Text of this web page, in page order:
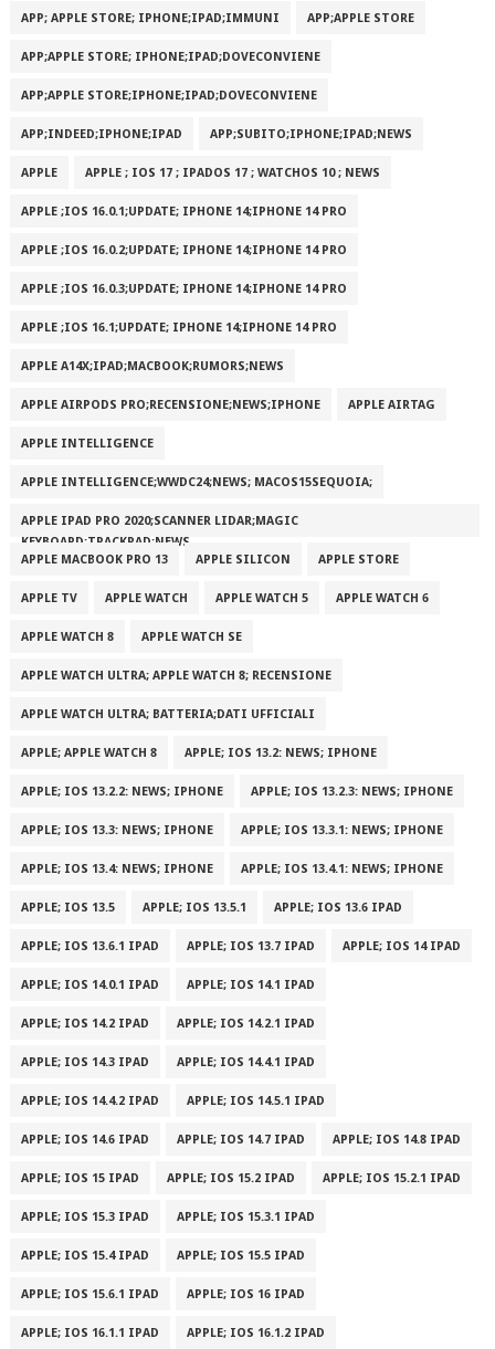
APP; APPLE STORE; IPHONE;IPAD;IMMUNI APP;APPLE STORE
APP;APPLE STORE; IPHONE;IPAD;DOVECONVIENE
APP;APPLE STORE;IPHONE;IPAD;DOVECONVIENE
APP;INDEED;IPHONE;IPAD APP;SUBITO;IPHONE;IPAD;NEWS
APPLE APPLE ; IOS 17 ; IPADOS 17 ; WATCHOS 10 ; NEWS
APPLE ;IOS 16.0.1;UPDATE; IPHONE 14;IPHONE 14 PRO
APPLE ;IOS 16.0.2;UPDATE; IPHONE 14;IPHONE 14 PRO
APPLE ;IOS 16.0.3;UPDATE; IPHONE 14;IPHONE 14 PRO
APPLE ;IOS 16.1;UPDATE; IPHONE 14;IPHONE 14 PRO
APPLE A14X;IPAD;MACBOOK;RUMORS;NEWS
APPLE AIRPODS PRO;RECENSIONE;NEWS;IPHONE APPLE AIRTAG
APPLE INTELLIGENCE
APPLE INTELLIGENCE;WWDC24;NEWS; MACOS15SEQUOIA;
APPLE IPAD PRO 2020;SCANNER LIDAR;MAGIC
KEYBOARD;TRACKPAD;NEWS
APPLE MACBOOK PRO 13
APPLE SILICON APPLE STORE
APPLE TV APPLE WATCH APPLE WATCH 5 APPLE WATCH 6
APPLE WATCH 8 APPLE WATCH SE
APPLE WATCH ULTRA; APPLE WATCH 8; RECENSIONE
APPLE WATCH ULTRA; BATTERIA;DATI UFFICIALI
APPLE; APPLE WATCH 8 APPLE; IOS 13.2: NEWS; IPHONE
APPLE; IOS 13.2.2: NEWS; IPHONE APPLE; IOS 13.2.3: NEWS; IPHONE
APPLE; IOS 13.3: NEWS; IPHONE APPLE; IOS 13.3.1: NEWS; IPHONE
APPLE; IOS 13.4: NEWS; IPHONE APPLE; IOS 13.4.1: NEWS; IPHONE
APPLE; IOS 13.5 APPLE; IOS 13.5.1 APPLE; IOS 13.6 IPAD
APPLE; IOS 13.6.1 IPAD APPLE; IOS 13.7 IPAD APPLE; IOS 14 IPAD
APPLE; IOS 14.0.1 IPAD APPLE; IOS 14.1 IPAD
APPLE; IOS 14.2 IPAD APPLE; IOS 14.2.1 IPAD
APPLE; IOS 14.3 IPAD APPLE; IOS 14.4.1 IPAD
APPLE; IOS 14.4.2 IPAD APPLE; IOS 14.5.1 IPAD
APPLE; IOS 14.6 IPAD APPLE; IOS 14.7 IPAD APPLE; IOS 14.8 IPAD
APPLE; IOS 15 IPAD APPLE; IOS 15.2 IPAD APPLE; IOS 15.2.1 IPAD
APPLE; IOS 15.3 IPAD APPLE; IOS 15.3.1 IPAD
APPLE; IOS 15.4 IPAD APPLE; IOS 15.5 IPAD
APPLE; IOS 15.6.1 IPAD APPLE; IOS 16 IPAD
APPLE; IOS 16.1.1 IPAD APPLE; IOS 16.1.2 IPAD